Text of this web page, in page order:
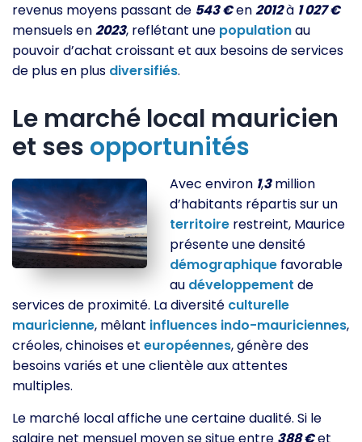
revenus moyens passant de 543 €en2012à 1 027 €
mensuels en2023, reflétant une populationau
pouvoir d’achat croissant et aux besoins de services
de plus en plus diversifiés.
Le marché local mauricien
et ses opportunités
Avec environ 1,3million
d’habitants répartis sur un
territoire restreint, Maurice
présente une densité
démographique favorable
au développement de
services de proximité. La diversité culturelle
mauricienne, mêlant influences indo-mauriciennes,
créoles, chinoises et européennes, génère des
besoins variés et une clientèle aux attentes
multiples.
Le marché local affiche une certaine dualité. Si le